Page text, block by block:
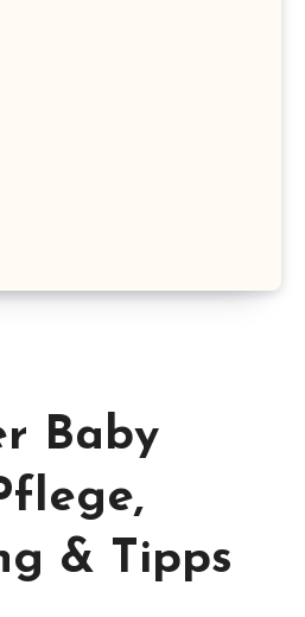
Baby
& Tipps